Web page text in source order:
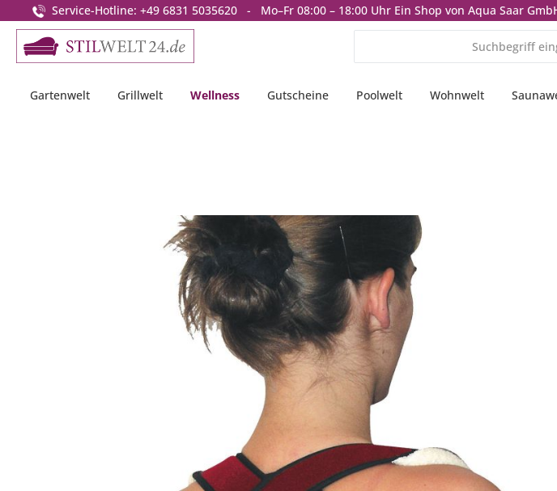
Zur Hauptnavigation springen
Service-Hotline: +49 6831 5035620 - Mo–Fr 08:00 – 18:00 Uhr Ein Shop von Aqua Saar
Gartenwelt Grillwelt Wellness Gutscheine Poolwelt Wohnwelt
Bildergalerie überspringen